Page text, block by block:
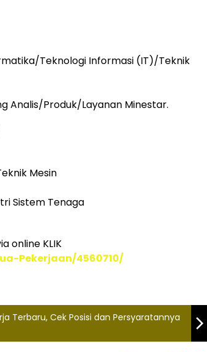
Teknologi Informasi (IT)/Teknik
Analis/Produk/Layanan Minestar.
Mesin
Sistem Tenaga
online KLIK
Pekerjaan/4560710/
Terbaru, Cek Posisi dan Persyaratannya